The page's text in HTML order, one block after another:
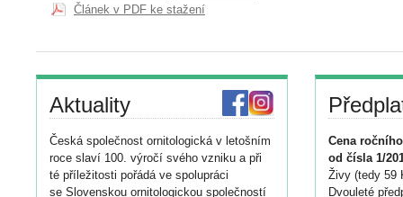
Článek v PDF ke stažení
Aktuality
Česká společnost ornitologická v letošním
roce slaví 100. výročí svého vzniku a při
té příležitosti pořádá ve spolupráci
se Slovenskou ornitologickou společností
Cena
od čísla 1/
Živy (tedy 59
Dvouleté